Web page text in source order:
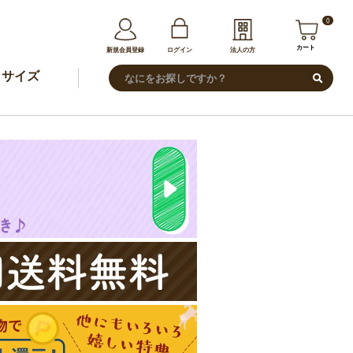
新規会員登録 ログイン 法人の方
0
カート
サイズ